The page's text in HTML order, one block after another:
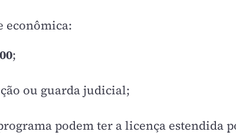
econômica:
;
ou guarda judicial;
podem ter a licença estendida